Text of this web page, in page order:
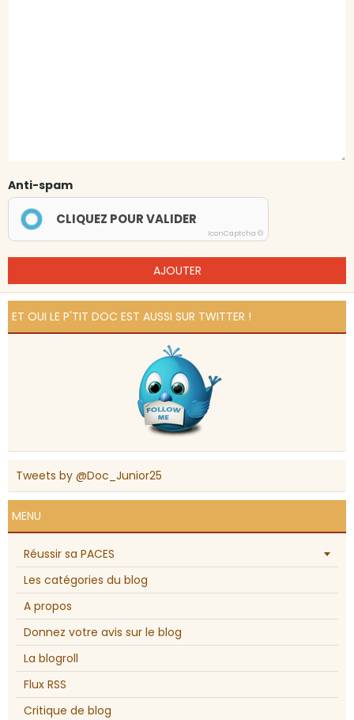
Anti-spam
CLIQUEZ POUR VALIDER
IconCaptcha ©
AJOUTER
ET OUI LE P'TIT DOC EST AUSSI SUR TWITTER !
Tweets by @Doc_Junior25
MENU
Réussir sa PACES
Les catégories du blog
A propos
Donnez votre avis sur le blog
La blogroll
Flux RSS
Critique de blog